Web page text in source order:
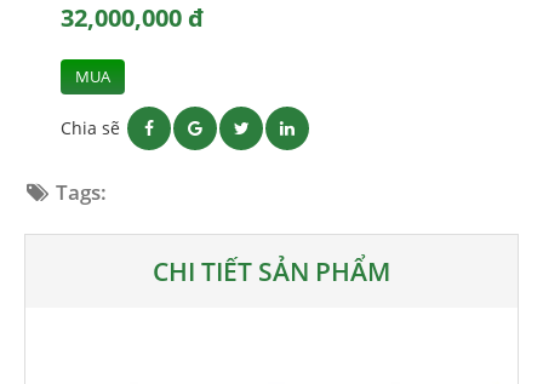
32,000,000 đ
MUA
Chia sẽ
Tags:
CHI TIẾT SẢN PHẨM